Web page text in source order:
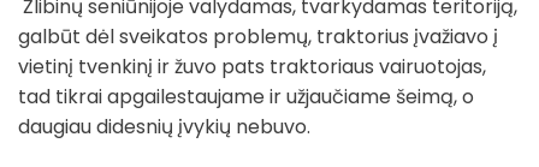
Žlibinų seniūnijoje valydamas, tvarkydamas teritoriją,
galbūt dėl sveikatos problemų, traktorius įvažiavo į
vietinį tvenkinį ir žuvo pats traktoriaus vairuotojas,
tad tikrai apgailestaujame ir užjaučiame šeimą, o
daugiau didesnių įvykių nebuvo.